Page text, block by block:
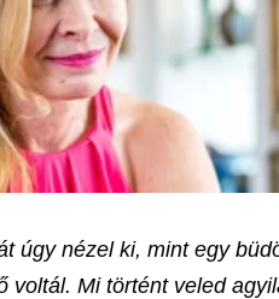
úgy nézel ki, mint egy
voltál. Mi történt veled